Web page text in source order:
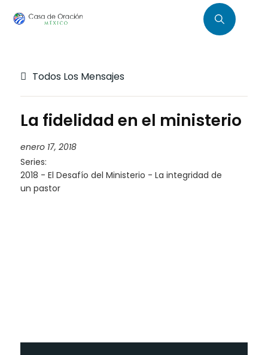
Todos Los Mensajes
La fidelidad en el ministerio
enero 17, 2018
Series:
2018 - El Desafío del Ministerio - La integridad de
un pastor